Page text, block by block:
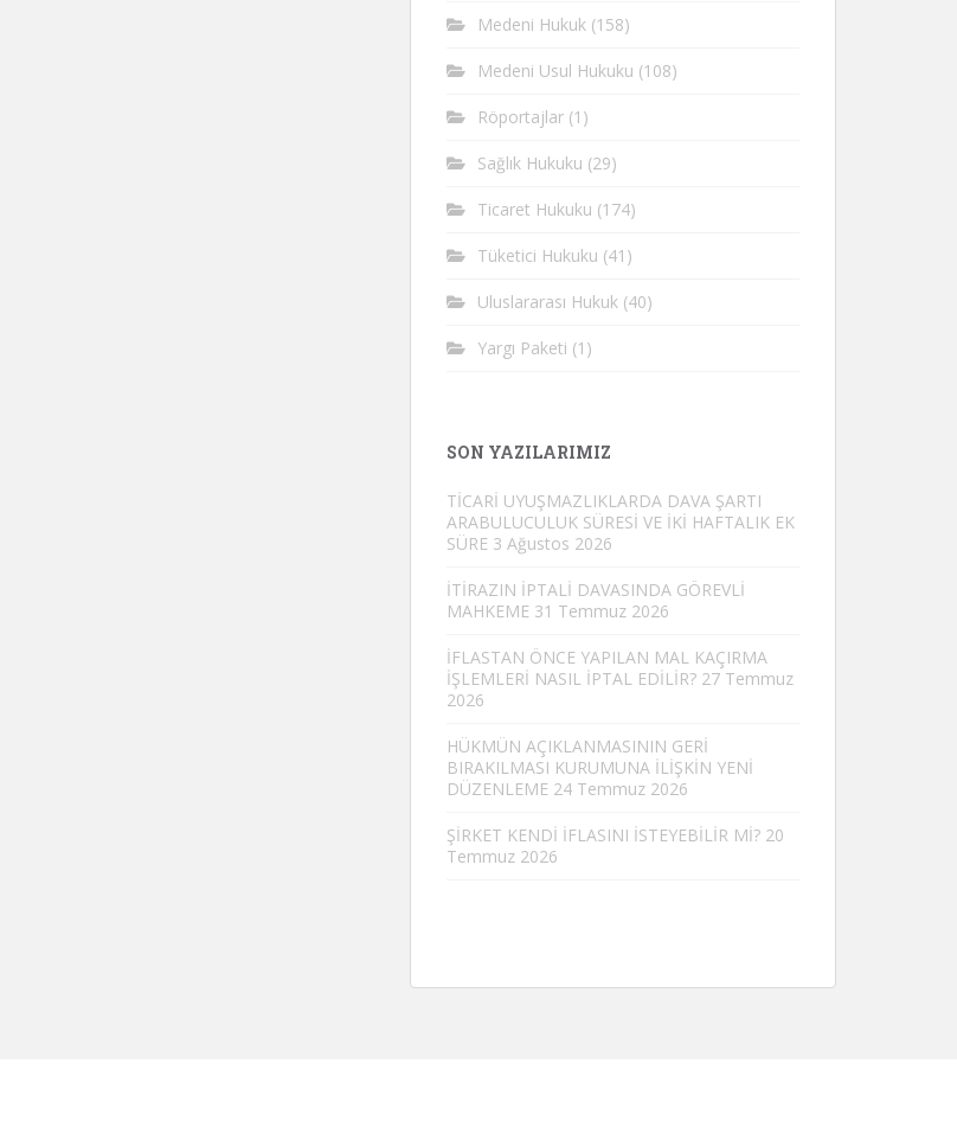
Medeni Hukuk (158)
Medeni Usul Hukuku (108)
Röportajlar (1)
Sağlık Hukuku (29)
Ticaret Hukuku (174)
Tüketici Hukuku (41)
Uluslararası Hukuk (40)
Yargı Paketi (1)
SON YAZILARIMIZ
TİCARİ UYUŞMAZLIKLARDA DAVA ŞARTI
ARABULUCULUK SÜRESİ VE İKİ HAFTALIK EK
SÜRE 3 Ağustos 2026
İTİRAZIN İPTALİ DAVASINDA GÖREVLİ
MAHKEME 31 Temmuz 2026
İFLASTAN ÖNCE YAPILAN MAL KAÇIRMA
İŞLEMLERİ NASIL İPTAL EDİLİR? 27 Temmuz
2026
HÜKMÜN AÇIKLANMASININ GERİ
BIRAKILMASI KURUMUNA İLİŞKİN YENİ
DÜZENLEME 24 Temmuz 2026
ŞİRKET KENDİ İFLASINI İSTEYEBİLİR Mİ? 20
Temmuz 2026